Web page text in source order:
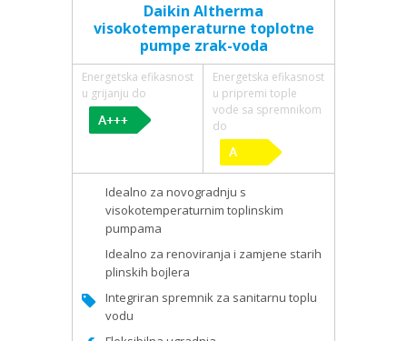
Daikin Altherma
visokotemperaturne toplotne
pumpe zrak-voda
Energetska efikasnost
u grijanju do
Energetska efikasnost
u pripremi tople
vode sa spremnikom
do
Idealno za novogradnju s
visokotemperaturnim toplinskim
pumpama
Idealno za renoviranja i zamjene starih
plinskih bojlera
Integriran spremnik za sanitarnu toplu
vodu